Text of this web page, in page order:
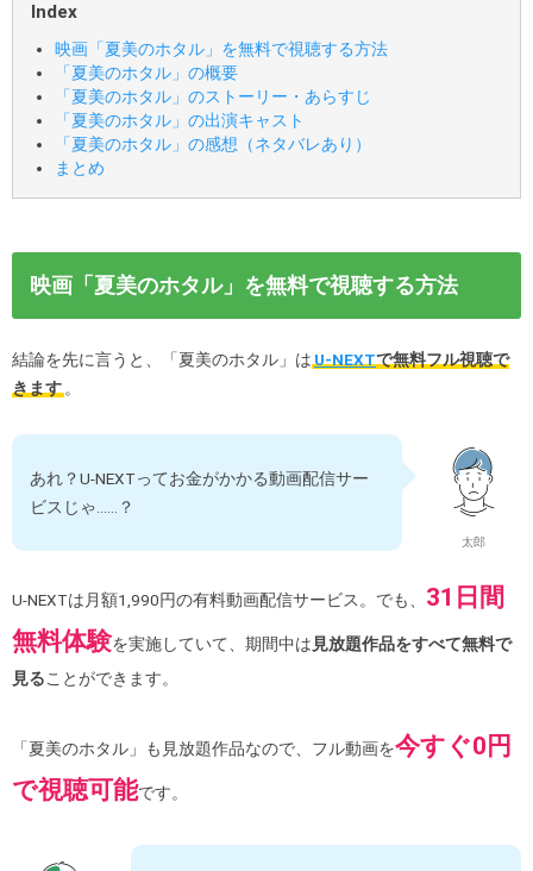
Index
映画「夏美のホタル」を無料で視聴する方法
「夏美のホタル」の概要
「夏美のホタル」のストーリー・あらすじ
「夏美のホタル」の出演キャスト
「夏美のホタル」の感想（ネタバレあり）
まとめ
映画「夏美のホタル」を無料で視聴する方法
結論を先に言うと、「夏美のホタル」はU-NEXTで無料フル視聴で
きます。
太郎
あれ？U-NEXTってお金がかかる動画配信サー
ビスじゃ……？
U-NEXTは月額1,990円の有料動画配信サービス。でも、 31日間
無料体験を実施していて、期間中は 見放題作品をすべて無料で
見ることができます。
「夏美のホタル」も見放題作品なので、フル動画を今すぐ0円
で視聴可能です。